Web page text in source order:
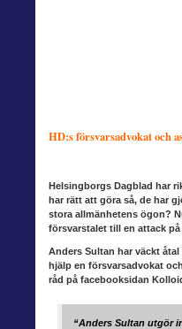
HD:s försvarsadvokat och
Helsingborgs Dagblad har
har rätt att göra så, de har
stora allmänhetens ögon?
försvarstalet till en attack
Anders Sultan har väckt åtal
hjälp en försvarsadvokat
råd på facebooksidan
“Anders Sultan utgör